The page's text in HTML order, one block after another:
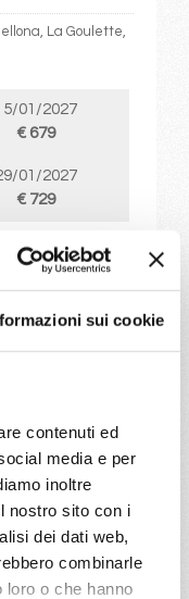
sui cookie
contenuti ed
media e per
inoltre
nostro sito con i
dei dati web,
combinarle
o che hanno
La Goulette,
01/2027
€ 679
01/2027
€ 729
Musica
Ibiza, Cagliari,